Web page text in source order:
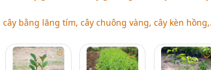
bằng lăng tím, cây chuông vàng, cây kèn